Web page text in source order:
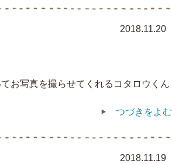
2018.11.20
お写真を撮らせてくれるコタロウくん
つづきをよむ
2018.11.19